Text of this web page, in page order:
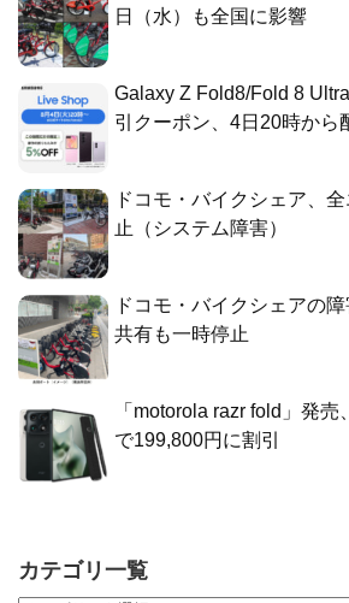
日（水）も全国に影響
Galaxy Z Fold8/Fold 8
引クーポン、4日20時から
ドコモ・バイクシェア、
止（システム障害）
ドコモ・バイクシェアの
共有も一時停止
「motorola razr fold」発
で199,800円に割引
カテゴリ一覧